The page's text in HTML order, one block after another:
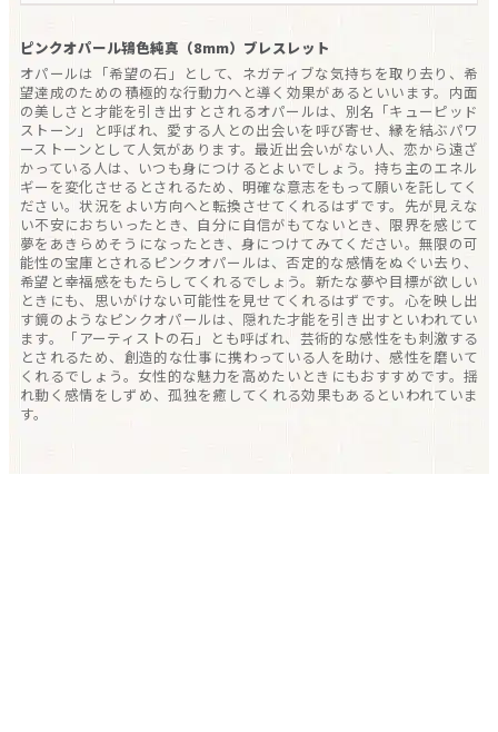
ピンクオパール鴇色純真（8mm）ブレスレット
オパールは「希望の石」として、ネガティブな気持ちを取り去り、希
望達成のための積極的な行動力へと導く効果があるといいます。内面
の美しさと才能を引き出すとされるオパールは、別名「キューピッド
ストーン」と呼ばれ、愛する人との出会いを呼び寄せ、縁を結ぶパワ
ーストーンとして人気があります。最近出会いがない人、恋から遠ざ
かっている人は、いつも身につけるとよいでしょう。持ち主のエネル
ギーを変化させるとされるため、明確な意志をもって願いを託してく
ださい。状況をよい方向へと転換させてくれるはずです。先が見えな
い不安におちいったとき、自分に自信がもてないとき、限界を感じて
夢をあきらめそうになったとき、身につけてみてください。無限の可
能性の宝庫とされるピンクオパールは、否定的な感情をぬぐい去り、
希望と幸福感をもたらしてくれるでしょう。新たな夢や目標が欲しい
ときにも、思いがけない可能性を見せてくれるはずです。心を映し出
す鏡のようなピンクオパールは、隠れた才能を引き出すといわれてい
ます。「アーティストの石」とも呼ばれ、芸術的な感性をも刺激する
とされるため、創造的な仕事に携わっている人を助け、感性を磨いて
くれるでしょう。女性的な魅力を高めたいときにもおすすめです。揺
れ動く感情をしずめ、孤独を癒してくれる効果もあるといわれていま
す。